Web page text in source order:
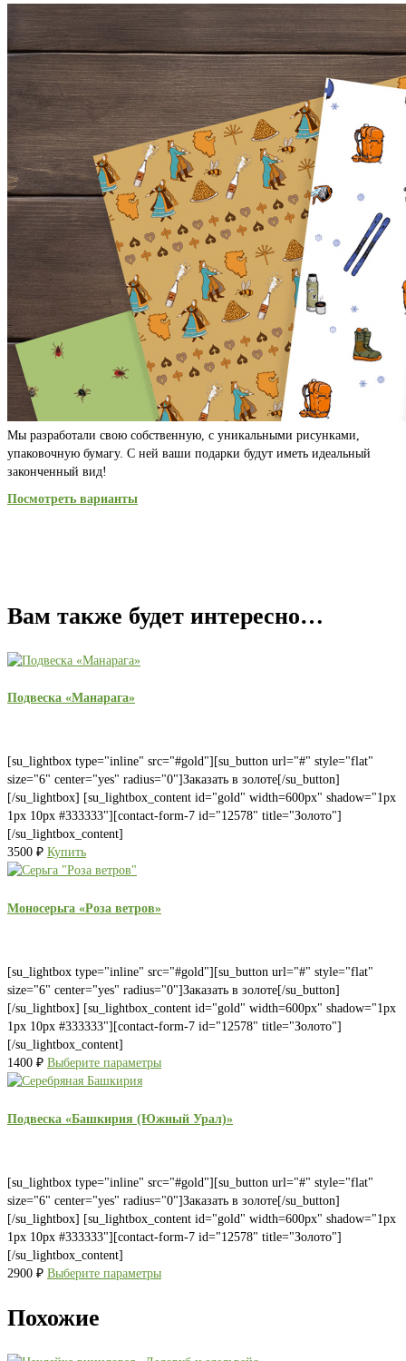
Мы разработали свою собственную, с уникальными рисунками,
упаковочную бумагу. С ней ваши подарки будут иметь идеальный
законченный вид!
Посмотреть варианты
Вам также будет интересно…
Подвеска «Манарага»
[su_lightbox type="inline" src="#gold"][su_button url="#" style="flat"
size="6" center="yes" radius="0"]Заказать в золоте[/su_button]
[/su_lightbox] [su_lightbox_content id="gold" width=600px" shadow="1px
1px 10px #333333"][contact-form-7 id="12578" title="Золото"]
[/su_lightbox_content]
3500 ₽ Купить
Моносерьга «Роза ветров»
[su_lightbox type="inline" src="#gold"][su_button url="#" style="flat"
size="6" center="yes" radius="0"]Заказать в золоте[/su_button]
[/su_lightbox] [su_lightbox_content id="gold" width=600px" shadow="1px
1px 10px #333333"][contact-form-7 id="12578" title="Золото"]
[/su_lightbox_content]
1400 ₽ Выберите параметры
Подвеска «Башкирия (Южный Урал)»
[su_lightbox type="inline" src="#gold"][su_button url="#" style="flat"
size="6" center="yes" radius="0"]Заказать в золоте[/su_button]
[/su_lightbox] [su_lightbox_content id="gold" width=600px" shadow="1px
1px 10px #333333"][contact-form-7 id="12578" title="Золото"]
[/su_lightbox_content]
2900 ₽ Выберите параметры
Похожие